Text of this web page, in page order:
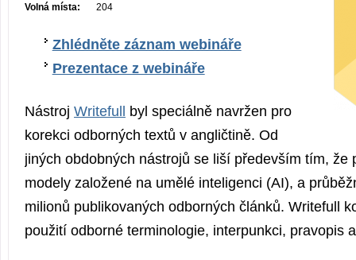
Volná místa:
204
Zhlédněte záznam webináře
Prezentace z webináře
Nástroj Writefull
byl speciálně navržen pro
korekci odborných textů v angličtině. Od
jiných obdobných nástrojů se liší především tím, že
modely založené na umělé inteligenci (AI), a
milionů publikovaných odborných článků. Writefull
použití odborné terminologie, interpunkci, pravopis